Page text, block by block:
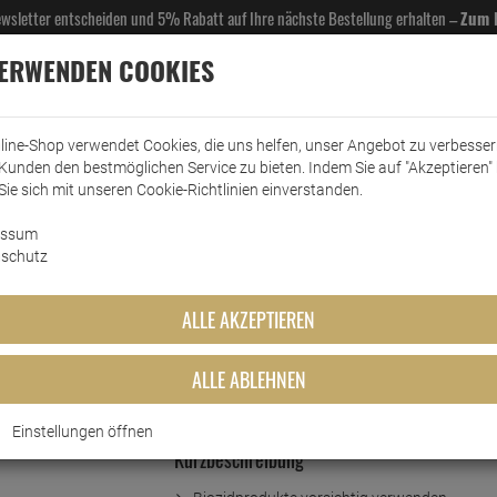
entscheiden und 5% Rabatt auf Ihre nächste Bestellung erhalten –Zum
& GASTROBEDARF DROGERIE KÜCHE & HAUSHALT KFZ
Waschhilfen
Hygienespüler 1,25L
Kurzbeschreibung
COOKIES
Shop verwendet Cookies, die uns helfen, unser Angebot zu
den bestmöglichen Service zu bieten. Indem Sie auf "Akzeptieren"
sich mit unseren Cookie-Richtlinien einverstanden.
ALLE AKZEPTIEREN
ALLE ABLEHNEN
Einstellungen öffnen